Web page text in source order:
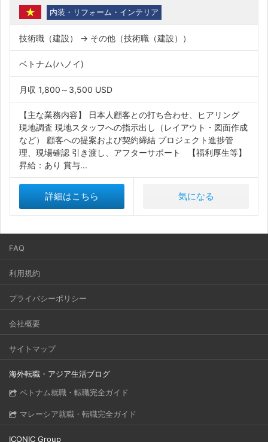
内装・リフォーム・インテリア
技術職（建設） → その他（技術職（建設））
ベトナム(ハノイ)
月収 1,800～3,500 USD
【主な業務内容】 日本人顧客との打ち合わせ、ヒアリング
現地調査 現地スタッフへの指示出し（レイアウト・図面作成
など） 顧客への提案および契約締結 プロジェクト進捗管
理、現場確認 引き渡し、アフターサポート 【福利厚生等】
昇給：あり 賞与...
詳細はこちら 気になる
FAQ
利用規約
プライバシーポリシー
会社概要
サイトマップ
海外転職・アジア生活ブログ
ベトナム就職・転職完全ガイド
マレーシア就職・転職完全ガイド
ICONIC Group